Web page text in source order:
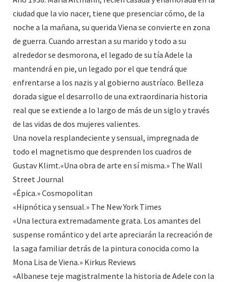
ciudad que la vio nacer, tiene que presenciar cómo, de la
noche a la mañana, su querida Viena se convierte en zona
de guerra. Cuando arrestan a su marido y todo a su
alrededor se desmorona, el legado de su tía Adele la
mantendrá en pie, un legado por el que tendrá que
enfrentarse a los nazis y al gobierno austríaco. Belleza
dorada sigue el desarrollo de una extraordinaria historia
real que se extiende a lo largo de más de un siglo y través
de las vidas de dos mujeres valientes.
Una novela resplandeciente y sensual, impregnada de
todo el magnetismo que desprenden los cuadros de
Gustav Klimt.«Una obra de arte en sí misma.» The Wall
Street Journal
«Épica.» Cosmopolitan
«Hipnótica y sensual.» The New York Times
«Una lectura extremadamente grata. Los amantes del
suspense romántico y del arte apreciarán la recreación de
la saga familiar detrás de la pintura conocida como la
Mona Lisa de Viena.» Kirkus Reviews
«Albanese teje magistralmente la historia de Adele con la